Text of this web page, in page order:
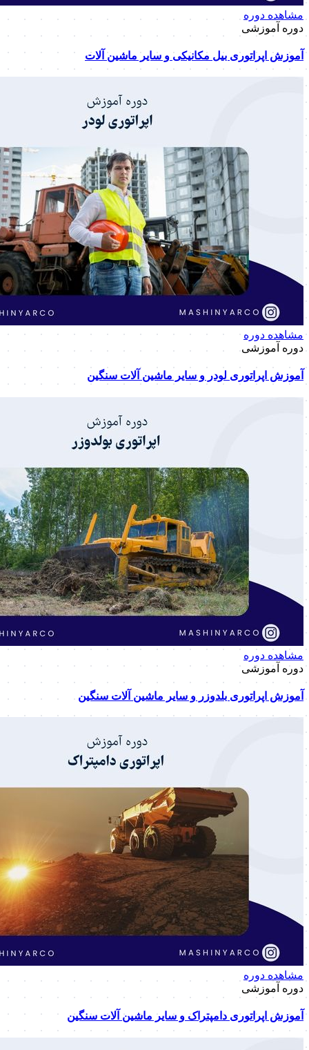
مشاهده دوره
دوره آموزشی
آموزش اپراتوری بیل مکانیکی و سایر ماشین آلات
مشاهده دوره
دوره آموزشی
آموزش اپراتوری لودر و سایر ماشین آلات سنگین
مشاهده دوره
دوره آموزشی
آموزش اپراتوری بلدوزر و سایر ماشین آلات سنگین
مشاهده دوره
دوره آموزشی
آموزش اپراتوری دامپتراک و سایر ماشین آلات سنگین